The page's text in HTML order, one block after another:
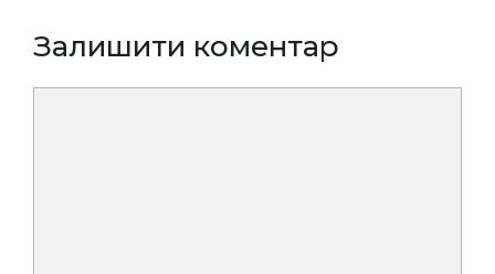
Залишити коментар